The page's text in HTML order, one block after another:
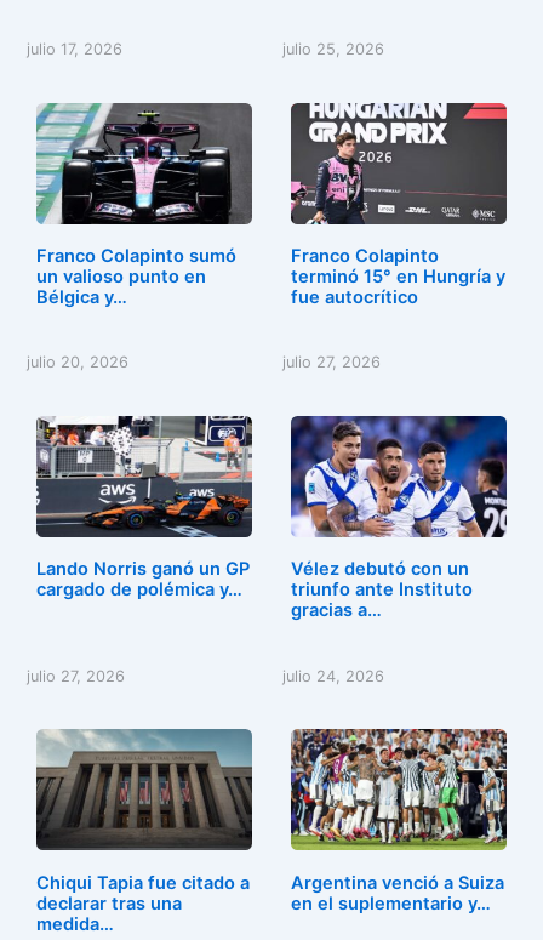
julio 17, 2026 julio 25, 2026
Franco Colapinto sumó
un valioso punto en
Bélgica y…
julio 20, 2026
Franco Colapinto
terminó 15° en Hungría y
fue autocrítico
julio 27, 2026
Lando Norris ganó un GP
cargado de polémica y…
julio 27, 2026
Vélez debutó con un
triunfo ante Instituto
gracias a…
julio 24, 2026
Chiqui Tapia fue citado a
declarar tras una
medida…
Argentina venció a Suiza
en el suplementario y…